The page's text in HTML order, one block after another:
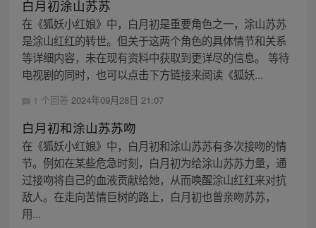
白月初涂山苏苏
在《狐妖小红娘》中，白月初是重要角色之一，涂山苏苏
是涂山红红的转世。但关于这两个角色的具体情节和关系
等详细内容，未在现有资料中获取到更详尽的信息。 等待
电视剧的同时，也可以点击下方链接来阅读《狐妖...
1 个回答 2024年09月28日 21:07
白月初和涂山苏苏吻
在《狐妖小红娘》中，白月初和涂山苏苏有多次接吻的情
节。例如在某些危急时刻，白月初为给涂山苏苏力量，通
过接吻将自己的血液贡献给她，从而唤醒涂山红红来对抗
敌人。在走向苦情巨树的路上，白月初也曾亲吻苏苏，
用...